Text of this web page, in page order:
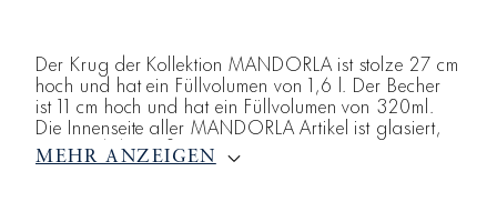
Der Krug der Kollektion MANDORLA ist stolze 27 cm
hoch und hat ein Füllvolumen von 1,6 l. Der Becher
ist 11 cm hoch und hat ein Füllvolumen von 320ml.
Die Innenseite aller MANDORLA Artikel ist glasiert,
während die Außenseite in hochwertigem
Biskuitporzellan gefertigt ist. Die Becher sind
MEHR ANZEIGEN